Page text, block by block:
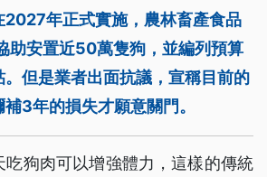
2027年正式實施，農林畜產食品
助安置近50萬隻狗，並編列預算
但是業者出面抗議，宣稱目前的
3年的損失才願意關門。
吃狗肉可以增強體力，這樣的傳統